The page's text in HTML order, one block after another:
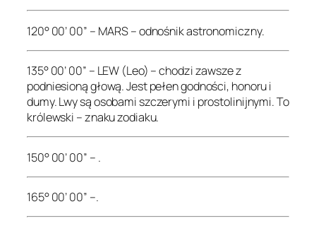
120° 00’ 00” – MARS – odnośnik astronomiczny.
135° 00’ 00” – LEW (Leo) – chodzi zawsze z
podniesioną głową. Jest pełen godności, honoru i
dumy. Lwy są osobami szczerymi i prostolinijnymi. To
królewski – znaku zodiaku.
150° 00’ 00” – .
165° 00’ 00” –.